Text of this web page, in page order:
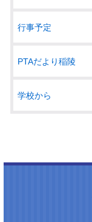
行事予定
PTAだより稲陵
学校から